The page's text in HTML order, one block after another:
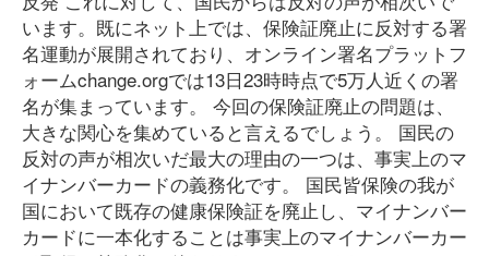
います。既にネット上では、保険証廃止に反対する署
名運動が展開されており、オンライン署名プラットフ
ォームchange.orgでは13日23時時点で5万人近くの署
名が集まっています。 今回の保険証廃止の問題は、
大きな関心を集めていると言えるでしょう。 国民の
反対の声が相次いだ最大の理由の一つは、事実上のマ
イナンバーカードの義務化です。 国民皆保険の我が
国において既存の健康保険証を廃止し、マイナンバー
カードに一本化することは事実上のマイナンバーカー